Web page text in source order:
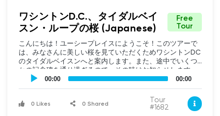
ワシントンD.C.、タイダルベイ
スン・ループの桜 (Japanese)
Free
Tour
こんにちは！ユーシープレイスにようこそ！このツアーで
は、みなさんに美しい桜を見ていただくためワシントンDC
のタイダルベイスンへと案内します。また、途中でいくつ
かの記念碑を通り過ぎるので、その時はお知らせします
ね。オハイオドライブ南西通りとウェストベイスンドライ
ブ南西通りの角からツアーを開始します。オハイオドライ
ブ沿いには路上駐車ができますので、駐車する場所を見つ
けてからその角に集合しましょう。そこから、タイダルベ
UCPlaces
self
guided
Audio
Player
00:00 00:00
0 Likes 0 Shared
Tour
#1682